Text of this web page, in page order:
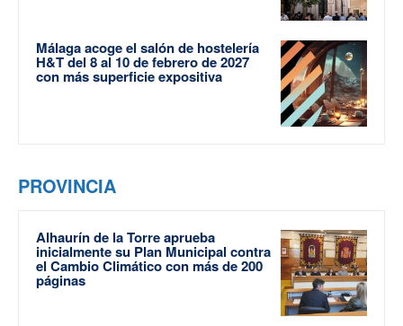
Málaga acoge el salón de hostelería
H&T del 8 al 10 de febrero de 2027
con más superficie expositiva
PROVINCIA
Alhaurín de la Torre aprueba
inicialmente su Plan Municipal contra
el Cambio Climático con más de 200
páginas